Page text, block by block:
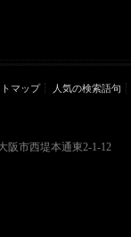
マップ 人気の検索語句
阪市西堤本通東2-1-12